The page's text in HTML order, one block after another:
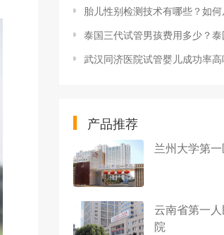
胎儿性别检测技术有哪些？如何从孕妇的症状鉴别胎
泰国三代试管男孩费用多少？泰国试管婴儿怀龙凤胎有哪
武汉同济医院试管婴儿成功率高吗？武汉市普仁医院生殖医学中
产品推荐
兰州大学第
云南省第一
院